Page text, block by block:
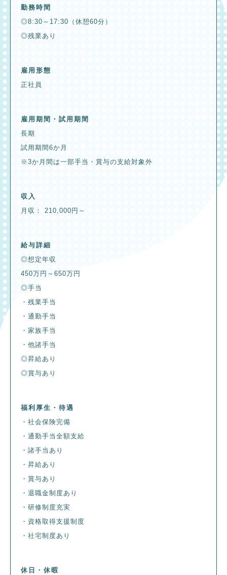
勤務時間
◎8:30～17:30（休憩60分）
◎残業あり
雇用形態
正社員
雇用期間・試用期間
長期
試用期間6か月
※3か月間は一部手当・賞与の支給対象外
収入
月収： 210,000円～
給与詳細
◎想定年収
450万円～650万円
◎手当
・残業手当
・通勤手当
・家族手当
・他諸手当
◎昇給あり
◎賞与あり
福利厚生・待遇
・社会保険完備
・通勤手当全額支給
・諸手当あり
・昇給あり
・賞与あり
・退職金制度あり
・研修制度充実
・資格取得支援制度
・社宅制度あり
休日・休暇